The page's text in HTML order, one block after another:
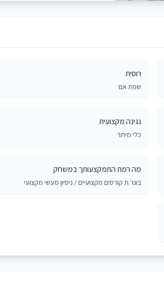
רוסית
שפת אם
נגינה מקצועית
כלי מיתר
מה רמת התמקצעותך במשחק
בוגר.ת קורסים מקצועיים / ניסיון מעשי מקצועי